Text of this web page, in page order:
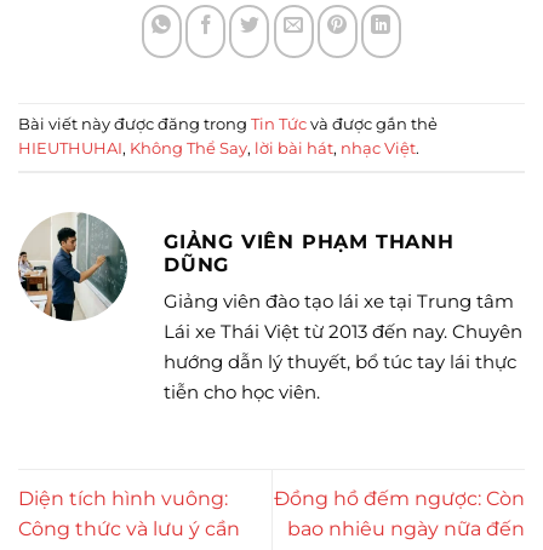
Bài viết này được đăng trong Tin Tức và được gắn thẻ
HIEUTHUHAI, Không Thể Say, lời bài hát, nhạc Việt.
GIẢNG VIÊN PHẠM THANH
DŨNG
Giảng viên đào tạo lái xe tại Trung tâm
Lái xe Thái Việt từ 2013 đến nay. Chuyên
hướng dẫn lý thuyết, bổ túc tay lái thực
tiễn cho học viên.
Diện tích hình vuông:
Công thức và lưu ý cần
Đồng hồ đếm ngược: Còn
bao nhiêu ngày nữa đến